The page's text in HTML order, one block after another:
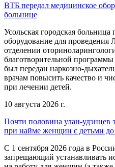
ВТБ передал медицинское
больнице
Усольская городская
оборудование для проведения
отделении
благотворительной
был передан наркозно-
врачам повысить качество и
при лечении детей.
10 августа 2026 г.
Почти половина улан-удэнцев
при найме женщин с детьми до
С 1 сентября 2026 года в
запрещающий устанавливать